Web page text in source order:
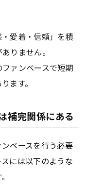
愛着・信頼」を積
りません。
ァンベースで短期
ます。
補完関係にある
ベースを行う必要
には以下のような